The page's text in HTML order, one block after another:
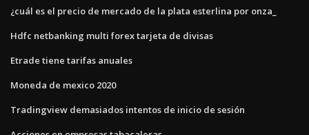
¿cuál es el precio de mercado de la plata esterlina por onza_
Hdfc netbanking multi forex tarjeta de divisas
Etrade tiene tarifas anuales
Moneda de mexico 2020
Tradingview demasiados intentos de inicio de sesión